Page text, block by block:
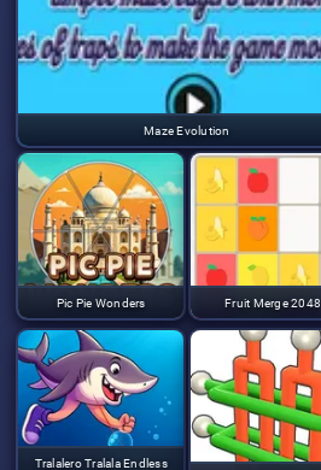
Maze Evolution
Pic Pie Wonders Fruit Merge 2048
Tralalero Tralala Endless